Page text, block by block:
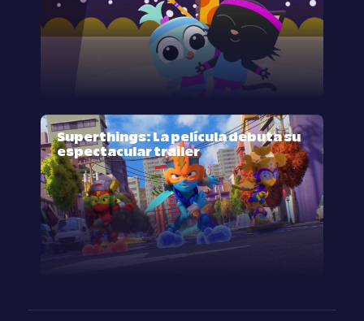
Superthings: La película debuta su
espectacular trailer